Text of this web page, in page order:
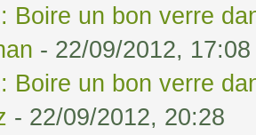
Boire un bon verre
- 22/09/2012, 17:08
Boire un bon verre
- 22/09/2012, 20:28